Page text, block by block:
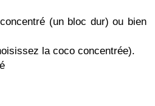
(un bloc dur) ou bien
la coco concentrée).